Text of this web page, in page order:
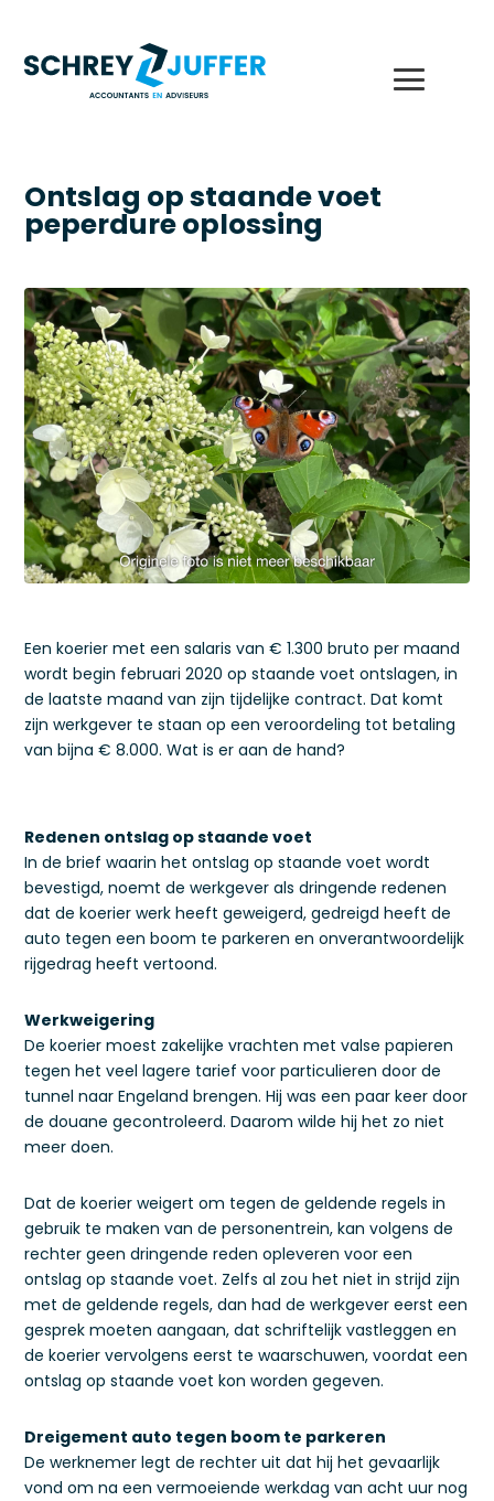
Ontslag op staande voet
peperdure oplossing
Een koerier met een salaris van € 1.300 bruto per maand
wordt begin februari 2020 op staande voet ontslagen, in
de laatste maand van zijn tijdelijke contract. Dat komt
zijn werkgever te staan op een veroordeling tot betaling
van bijna € 8.000. Wat is er aan de hand?
Redenen ontslag op staande voet
In de brief waarin het ontslag op staande voet wordt
bevestigd, noemt de werkgever als dringende redenen
dat de koerier werk heeft geweigerd, gedreigd heeft de
auto tegen een boom te parkeren en onverantwoordelijk
rijgedrag heeft vertoond.
Werkweigering
De koerier moest zakelijke vrachten met valse papieren
tegen het veel lagere tarief voor particulieren door de
tunnel naar Engeland brengen. Hij was een paar keer door
de douane gecontroleerd. Daarom wilde hij het zo niet
meer doen.
Dat de koerier weigert om tegen de geldende regels in
gebruik te maken van de personentrein, kan volgens de
rechter geen dringende reden opleveren voor een
ontslag op staande voet. Zelfs al zou het niet in strijd zijn
met de geldende regels, dan had de werkgever eerst een
gesprek moeten aangaan, dat schriftelijk vastleggen en
de koerier vervolgens eerst te waarschuwen, voordat een
ontslag op staande voet kon worden gegeven.
Dreigement auto tegen boom te parkeren
De werknemer legt de rechter uit dat hij het gevaarlijk
vond om na een vermoeiende werkdag van acht uur nog